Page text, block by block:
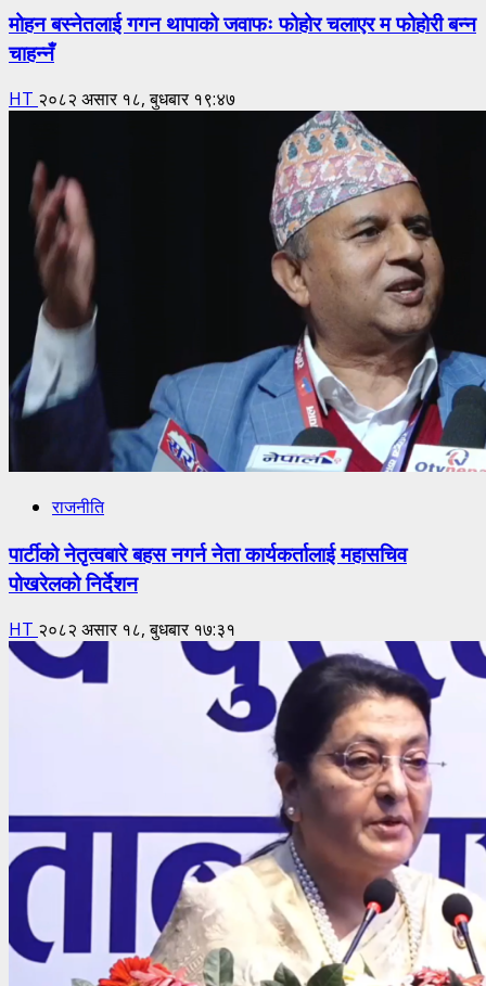
मोहन बस्नेतलाई गगन थापाको जवाफः फोहोर चलाएर म फोहोरी बन्न
चाहन्नँ
HT २०८२ असार १८, बुधबार १९:४७
राजनीति
पार्टीको नेतृत्वबारे बहस नगर्न नेता कार्यकर्तालाई महासचिव
पोखरेलको निर्देशन
HT २०८२ असार १८, बुधबार १७:३१